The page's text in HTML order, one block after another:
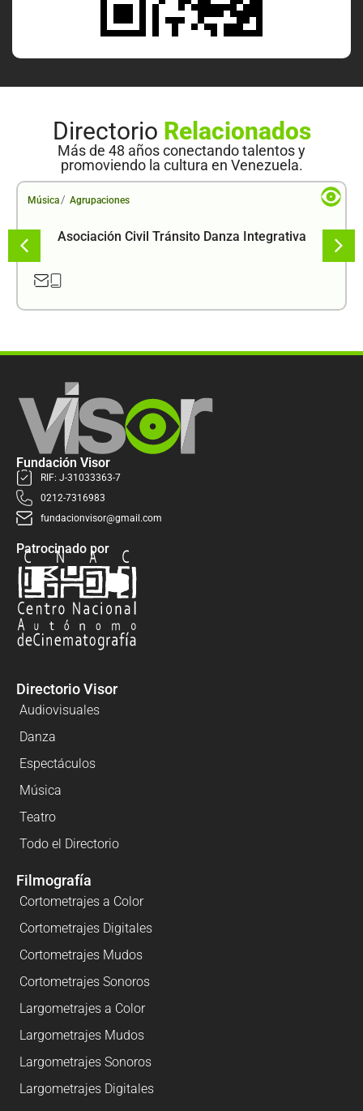
Directorio Relacionados
Más de 48 años conectando talentos y
promoviendo la cultura en Venezuela.
Música / Agrupaciones
Asociación Civil Tránsito Danza Integrativa
Fundación Visor
RIF: J-31033363-7
0212-7316983
fundacionvisor@gmail.com
Patrocinado por
Directorio Visor
Audiovisuales
Danza
Espectáculos
Música
Teatro
Todo el Directorio
Filmografía
Cortometrajes a Color
Cortometrajes Digitales
Cortometrajes Mudos
Cortometrajes Sonoros
Largometrajes a Color
Largometrajes Mudos
Largometrajes Sonoros
Largometrajes Digitales